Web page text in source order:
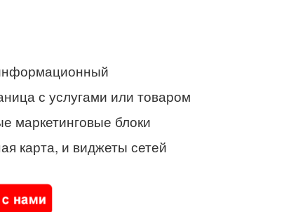
с услугами или товаром
маркетинговые блоки
карта, и виджеты сетей